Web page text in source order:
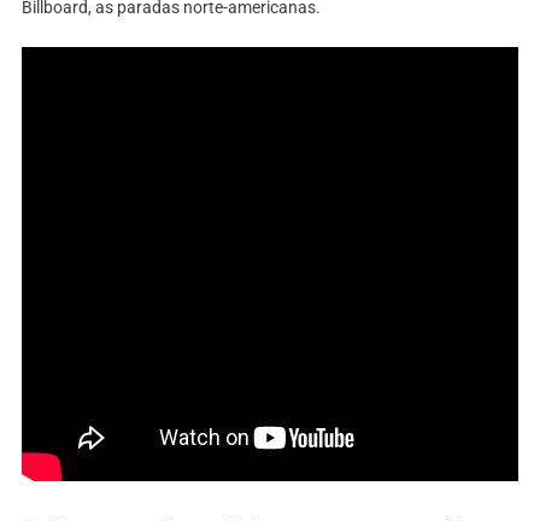
Billboard, as paradas norte-americanas.